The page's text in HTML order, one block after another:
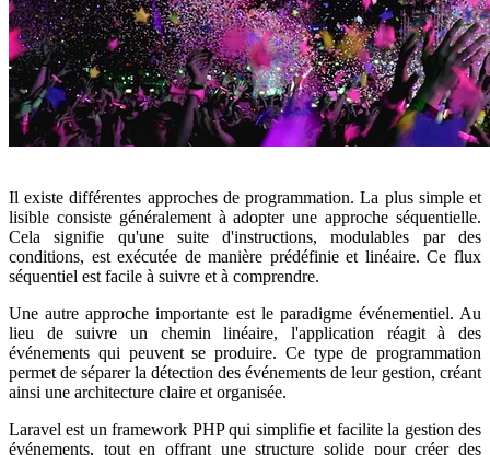
Il existe différentes approches de programmation. La plus simple et
lisible consiste généralement à adopter une approche séquentielle.
Cela signifie qu'une suite d'instructions, modulables par des
conditions, est exécutée de manière prédéfinie et linéaire. Ce flux
séquentiel est facile à suivre et à comprendre.
Une autre approche importante est le paradigme événementiel. Au
lieu de suivre un chemin linéaire, l'application réagit à des
événements qui peuvent se produire. Ce type de programmation
permet de séparer la détection des événements de leur gestion, créant
ainsi une architecture claire et organisée.
Laravel est un framework PHP qui simplifie et facilite la gestion des
événements, tout en offrant une structure solide pour créer des